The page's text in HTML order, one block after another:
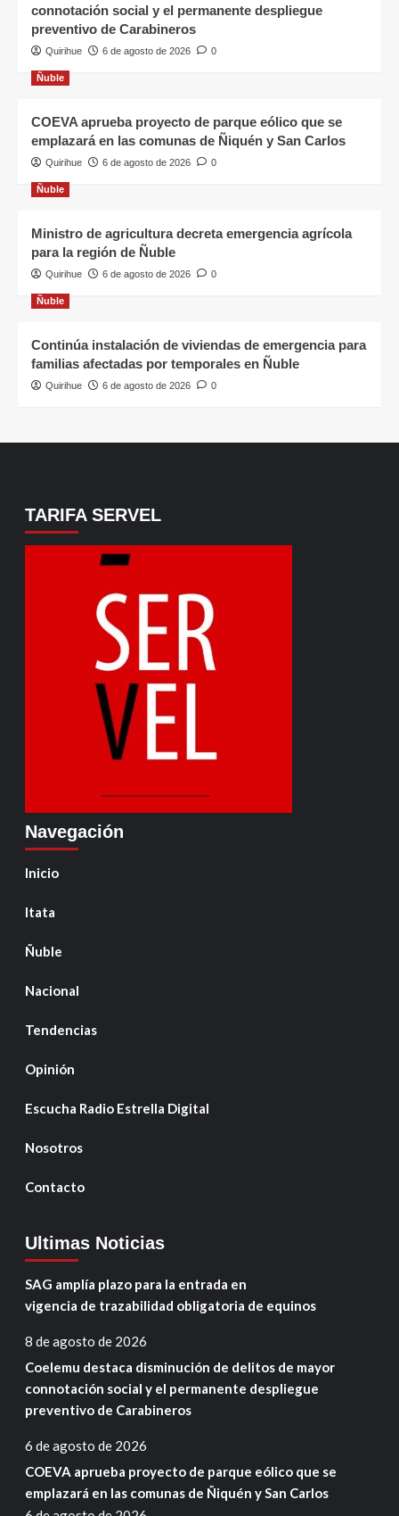
connotación social y el permanente despliegue
preventivo de Carabineros
Quirihue 6 de agosto de 2026 0
Ñuble
COEVA aprueba proyecto de parque eólico que se
emplazará en las comunas de Ñiquén y San Carlos
Quirihue 6 de agosto de 2026 0
Ñuble
Ministro de agricultura decreta emergencia agrícola
para la región de Ñuble
Quirihue 6 de agosto de 2026 0
Ñuble
Continúa instalación de viviendas de emergencia para
familias afectadas por temporales en Ñuble
Quirihue 6 de agosto de 2026 0
TARIFA SERVEL
Navegación
Inicio
Itata
Ñuble
Nacional
Tendencias
Opinión
Escucha Radio Estrella Digital
Nosotros
Contacto
Ultimas Noticias
SAG amplía plazo para la entrada en
vigencia de trazabilidad obligatoria de equinos
8 de agosto de 2026
Coelemu destaca disminución de delitos de mayor
connotación social y el permanente despliegue
preventivo de Carabineros
6 de agosto de 2026
COEVA aprueba proyecto de parque eólico que se
emplazará en las comunas de Ñiquén y San Carlos